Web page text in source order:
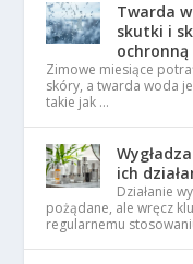
Twarda
skutki i
ochronną
Zimowe miesiące
skóry, a twarda woda
takie jak …
ich
Działanie
pożądane, ale wręcz
regularnemu